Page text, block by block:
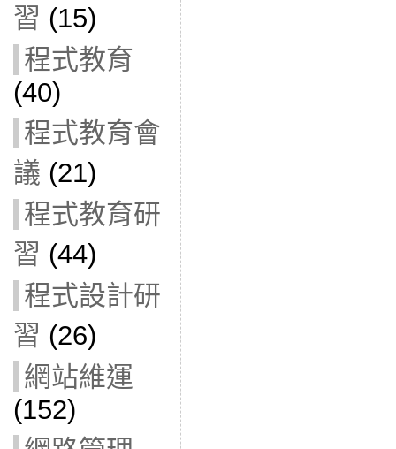
習 (15)
程式教育
(40)
程式教育會
議 (21)
程式教育研
習 (44)
程式設計研
習 (26)
網站維運
(152)